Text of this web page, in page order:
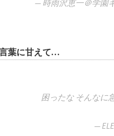
— 時雨沢恵一＠学園
葉に甘えて…
困ったな そんなに
—